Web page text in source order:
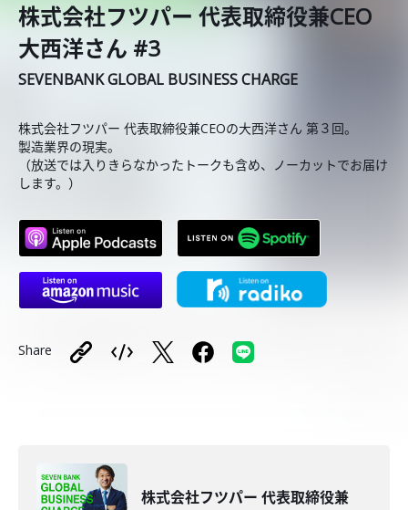
株式会社フツパー 代表取締役兼CEO
大西洋さん #3
SEVENBANK GLOBAL BUSINESS CHARGE
株式会社フツパー 代表取締役兼CEOの大西洋さん 第３回。
製造業界の現実。
（放送では入りきらなかったトークも含め、ノーカットでお届け
します。）
Share
株式会社フツパー 代表取締役兼